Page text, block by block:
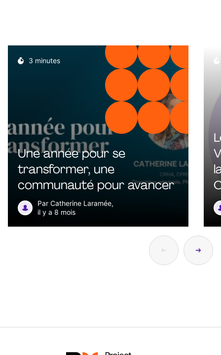
3 minutes
Une année pour se
transformer, une
communauté pour avancer
Par Catherine Laramée,
il y a 8 mois